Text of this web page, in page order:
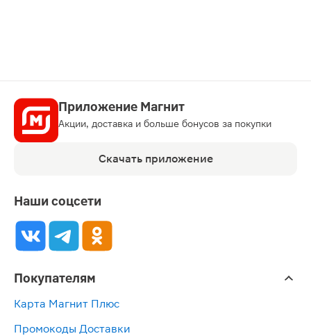
Приложение Магнит
Акции, доставка и больше бонусов за покупки
Скачать приложение
Наши соцсети
Покупателям
Карта Магнит Плюс
Промокоды Доставки